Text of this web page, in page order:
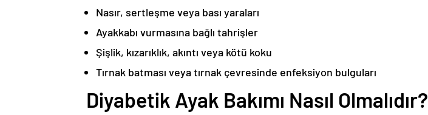
Nasır, sertleşme veya bası yaraları
Ayakkabı vurmasına bağlı tahrişler
Şişlik, kızarıklık, akıntı veya kötü koku
Tırnak batması veya tırnak çevresinde enfeksiyon bulguları
Diyabetik Ayak Bakımı Nasıl Olmalıdır?